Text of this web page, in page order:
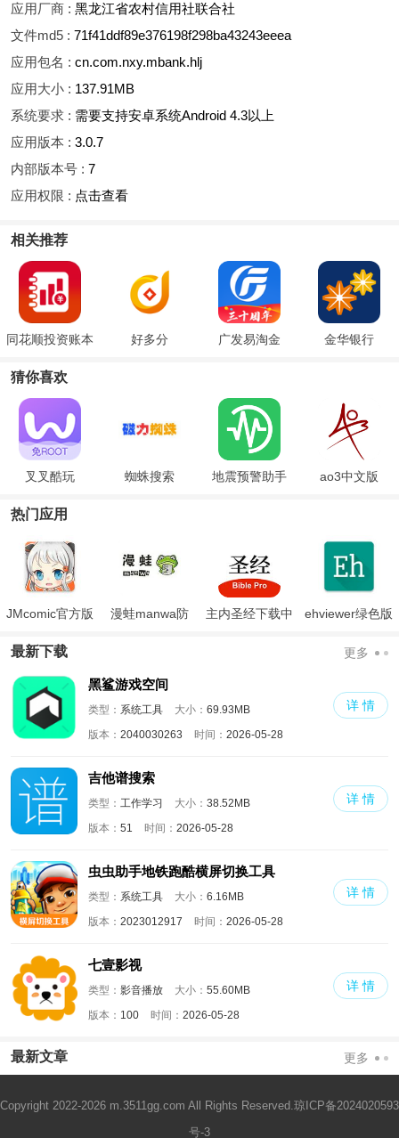
应用厂商 : 黑龙江省农村信用社联合社
文件md5 : 71f41ddf89e376198f298ba43243eeea
应用包名 : cn.com.nxy.mbank.hlj
应用大小 : 137.91MB
系统要求 : 需要支持安卓系统Android 4.3以上
应用版本 : 3.0.7
内部版本号 : 7
应用权限 : 点击查看
相关推荐
同花顺投资账本 好多分 广发易淘金 金华银行
猜你喜欢
叉叉酷玩 蜘蛛搜索 地震预警助手 ao3中文版
热门应用
JMcomic官方版
漫蛙manwa防
主内圣经下载中
ehviewer绿色版
最新下载 更多
黑鲨游戏空间
类型： 系统工具 大小： 69.93MB
版本： 2040030263 时间： 2026-05-28
详 情
吉他谱搜索
类型： 工作学习 大小： 38.52MB
版本： 51 时间： 2026-05-28
详 情
虫虫助手地铁跑酷横屏切换工具
类型： 系统工具 大小： 6.16MB
版本： 2023012917 时间： 2026-05-28
详 情
七壹影视
类型： 影音播放 大小： 55.60MB
版本： 100 时间： 2026-05-28
详 情
最新文章 更多
Copyright 2022-2026 m.3511gg.com All Rights Reserved.琼ICP备2024020593
号-3